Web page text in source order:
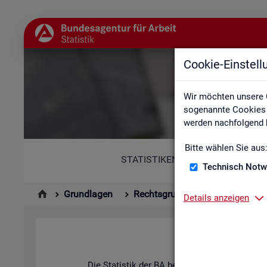
Cookie-
Wir möchten unsere
sogenannte
werden
Bitte wählen Sie aus:
Technisch
Details anzeigen
STATISTIKEN
Grundlagen Rechtsgrundlagen